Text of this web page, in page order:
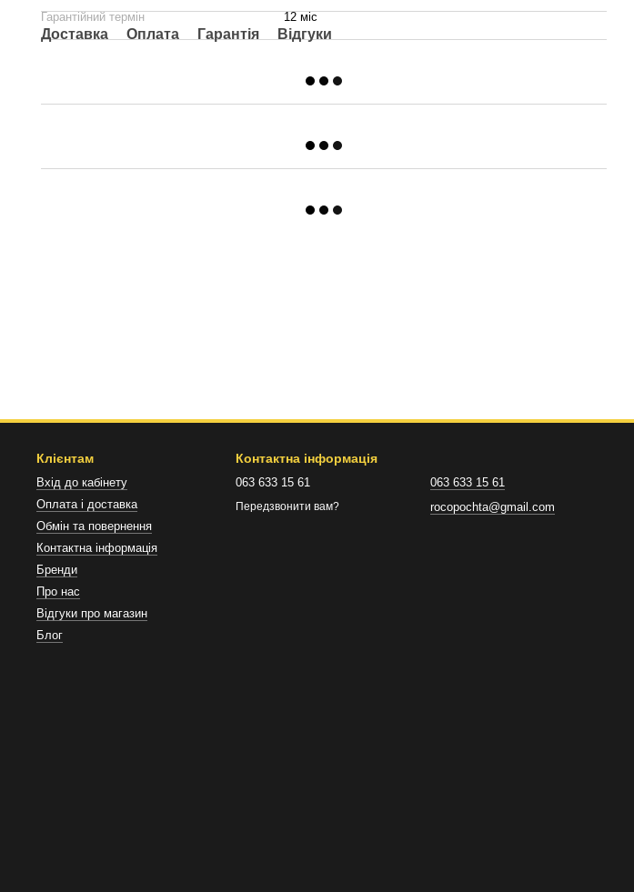
Гарантійний термін
12 міс
Доставка Оплата Гарантія Відгуки
Клієнтам
Вхід до кабінету
Оплата і доставка
Обмін та повернення
Контактна інформація
Бренди
Про нас
Відгуки про магазин
Блог
Контактна інформація
063 633 15 61
Передзвонити вам?
063 633 15 61
rocopochta@gmail.com